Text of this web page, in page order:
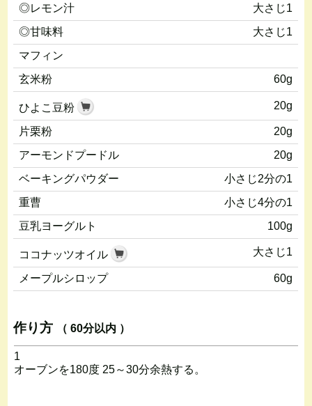
◎レモン汁
大さじ1
◎甘味料
大さじ1
マフィン
玄米粉
60g
ひよこ豆粉 20g
片栗粉
20g
アーモンドプードル
20g
ベーキングパウダー
小さじ2分の1
重曹
小さじ4分の1
豆乳ヨーグルト
100g
ココナッツオイル 大さじ1
メープルシロップ 60g
作り方 （ 60分以内 ）
1
オーブンを180度 25～30分余熱する。